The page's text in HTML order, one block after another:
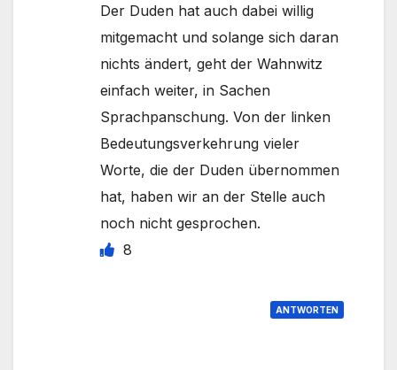
Der Duden hat auch dabei willig
mitgemacht und solange sich daran
nichts ändert, geht der Wahnwitz
einfach weiter, in Sachen
Sprachpanschung. Von der linken
Bedeutungsverkehrung vieler
Worte, die der Duden übernommen
hat, haben wir an der Stelle auch
noch nicht gesprochen.
8
ANTWORTEN